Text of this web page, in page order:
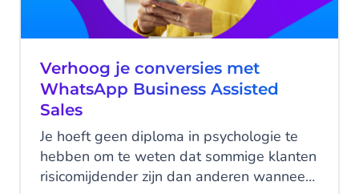
Verhoog je conversies met
WhatsApp Business Assisted
Sales
Je hoeft geen diploma in psychologie te
hebben om te weten dat sommige klanten
risicomijdender zijn dan anderen wanneer